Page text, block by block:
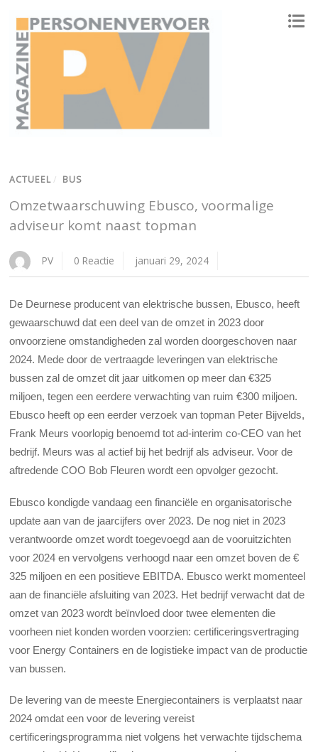
ACTUEEL / BUS
Omzetwaarschuwing Ebusco, voormalige
adviseur komt naast topman
PV 0 Reactie januari 29, 2024
De Deurnese producent van elektrische bussen, Ebusco, heeft
gewaarschuwd dat een deel van de omzet in 2023 door
onvoorziene omstandigheden zal worden doorgeschoven naar
2024. Mede door de vertraagde leveringen van elektrische
bussen zal de omzet dit jaar uitkomen op meer dan €325
miljoen, tegen een eerdere verwachting van ruim €300 miljoen.
Ebusco heeft op een eerder verzoek van topman Peter Bijvelds,
Frank Meurs voorlopig benoemd tot ad-interim co-CEO van het
bedrijf. Meurs was al actief bij het bedrijf als adviseur. Voor de
aftredende COO Bob Fleuren wordt een opvolger gezocht.
Ebusco kondigde vandaag een financiële en organisatorische
update aan van de jaarcijfers over 2023. De nog niet in 2023
verantwoorde omzet wordt toegevoegd aan de vooruitzichten
voor 2024 en vervolgens verhoogd naar een omzet boven de €
325 miljoen en een positieve EBITDA. Ebusco werkt momenteel
aan de financiële afsluiting van 2023. Het bedrijf verwacht dat de
omzet van 2023 wordt beïnvloed door twee elementen die
voorheen niet konden worden voorzien: certificeringsvertraging
voor Energy Containers en de logistieke impact van de productie
van bussen.
De levering van de meeste Energiecontainers is verplaatst naar
2024 omdat een voor de levering vereist
certificeringsprogramma niet volgens het verwachte tijdschema